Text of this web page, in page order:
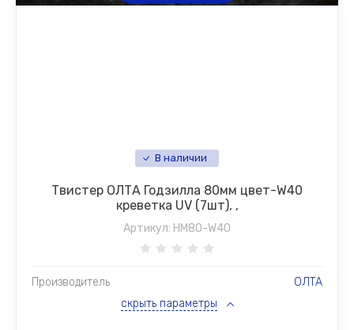
В наличии
Твистер ОЛТА Годзилла 80мм цвет-W40
креветка UV (7шт), ,
Артикул: HM80-W40
Производитель
ОЛТА
скрыть параметры